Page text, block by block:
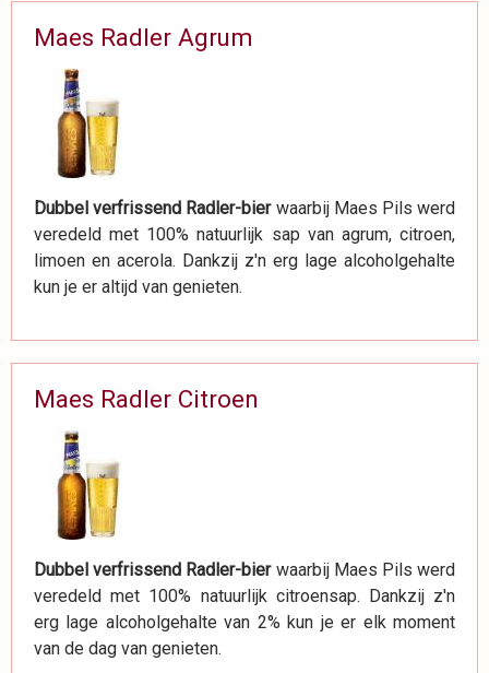
Maes Radler Agrum
Dubbel verfrissend Radler-bierwaarbij Maes Pils werd
veredeld met 100% natuurlijk sap van agrum, citroen,
limoen en acerola. Dankzij z'n erg lage alcoholgehalte
kun je er altijd van genieten.
Maes Radler Citroen
Dubbel verfrissend Radler-bierwaarbij Maes Pils werd
veredeld met 100% natuurlijk citroensap. Dankzij z'n
erg lage alcoholgehalte van 2% kun je er elk moment
van de dag van genieten.